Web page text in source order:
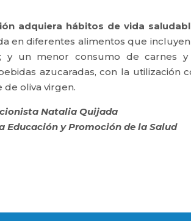
adquiera hábitos de vida
en diferentes alimentos que
y un menor consumo de carnes y
azucaradas, con la utilización
oliva virgen.
Natalia Quijada
Educación y Promoción de la Salud